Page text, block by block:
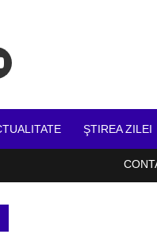
ŞTIREA ZILEI